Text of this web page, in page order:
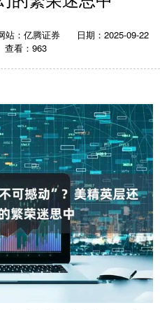
站：亿腾证券
日期：2025-09-22
查看：963